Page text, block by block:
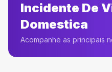
Incidente De
Domestica
Acompanhe as principais